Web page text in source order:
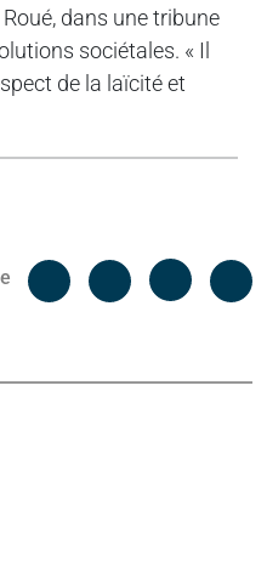
dans une tribune
sociétales. « Il
de la laïcité et
Facebook